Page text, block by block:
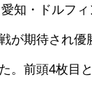
知・ドルフ
が期待され
。前頭4枚目